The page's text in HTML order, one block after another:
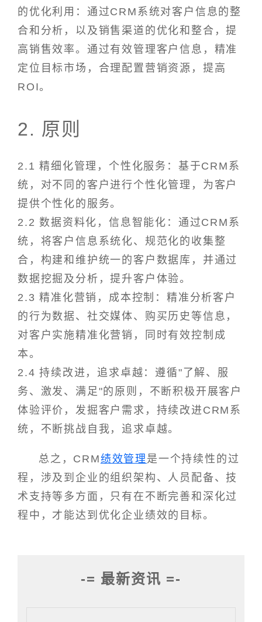
的优化利用：通过CRM系统对客户信息的整
合和分析，以及销售渠道的优化和整合，提
高销售效率。通过有效管理客户信息，精准
定位目标市场，合理配置营销资源，提高
ROI。
2. 原则
2.1 精细化管理，个性化服务：基于CRM系
统，对不同的客户进行个性化管理，为客户
提供个性化的服务。
2.2 数据资料化，信息智能化：通过CRM系
统，将客户信息系统化、规范化的收集整
合，构建和维护统一的客户数据库，并通过
数据挖掘及分析，提升客户体验。
2.3 精准化营销，成本控制：精准分析客户
的行为数据、社交媒体、购买历史等信息，
对客户实施精准化营销，同时有效控制成
本。
2.4 持续改进，追求卓越：遵循"了解、服
务、激发、满足"的原则，不断积极开展客户
体验评价，发掘客户需求，持续改进CRM系
统，不断挑战自我，追求卓越。
总之，CRM绩效管理是一个持续性的过
程，涉及到企业的组织架构、人员配备、技
术支持等多方面，只有在不断完善和深化过
程中，才能达到优化企业绩效的目标。
-= 最新资讯 =-